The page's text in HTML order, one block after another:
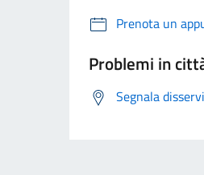
Prenota un
Problemi in
Segnala